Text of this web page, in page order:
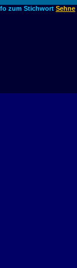
zum Stichwort Sehne